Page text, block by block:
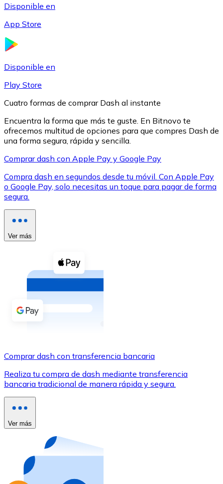
XRP
XRP
Efectivo
Comprar con efectivo
Transferencia SEPA
Añade fondos a tu cuenta Bitnovo o realiza compras
Utiliza tarjetas Visa y Mastercard para comprar
Comprar con tarjeta
Tienda - Tarjetas regalo
Compra tarjetas regalo de tus marcas favoritas con
Ir a la tienda de tarjetas regalo
Disponible en
App Store
Disponible en
Play Store
Cuatro formas de comprar Dash al instante
Encuentra la forma que más te guste. En Bitnovo te
ofrecemos multitud de opciones para que compres Dash de
una forma segura, rápida y sencilla.
Comprar dash con Apple Pay y Google Pay
Compra dash en segundos desde tu móvil. Con Apple Pay
o Google Pay, solo necesitas un toque para pagar de forma
segura.
Ver más
Comprar dash con transferencia bancaria
Realiza tu compra de dash mediante transferencia
bancaria tradicional de manera rápida y segura.
Ver más